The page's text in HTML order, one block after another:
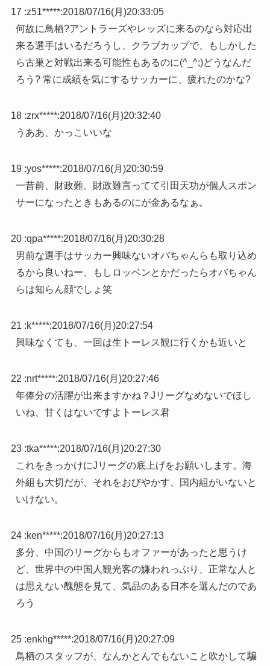
17 :z51*****:2018/07/16(月)20:33:05
何故に鳥栖?アントラーズやレッズに来るのなら対応出
来る選手はいるだろうし、クラブカップで、もしかした
ら古巣と対戦出来る可能性もあるのに(^_^;)どうなんだ
ろう? 常に成績を気にするサッカーに、疲れたのかな?
18 :zrx*****:2018/07/16(月)20:32:40
うああ、かっこいいな
19 :yos*****:2018/07/16(月)20:30:59
一昔前、財政難、財政難言ってて引田天功が個人スポン
サーになったときもあるのにが金あるなぁ。
20 :qpa*****:2018/07/16(月)20:30:28
男前な選手はサッカー興味ないオバちゃんらも取り込め
るから良いねー、もしロッベンとかだったらオバちゃん
らは知らん顔でしょ笑
21 :k*****:2018/07/16(月)20:27:54
興味なくても、一回は生トーレス観に行くかも近いと
22 :nrt*****:2018/07/16(月)20:27:46
年俸分の活躍が出来ますかね？Jリーグなめないでほし
いね、甘くはないですよトーレス君
23 :tka*****:2018/07/16(月)20:27:30
これをきっかけにJリーグの底上げをお願いします。海
外組も大切だが、それをおびやかす、国内組がいないと
いけない。
24 :ken*****:2018/07/16(月)20:27:13
多分、中国のリーグからもオファーがあったと思うけ
ど、世界中の中国人観光客の嫌われっぷり、正常な人と
は思えない醜態を見て、気品のある日本を選んだのであ
ろう
25 :enkhg*****:2018/07/16(月)20:27:09
鳥栖のスタッフが、なんかとんでもないこと吹かして騙